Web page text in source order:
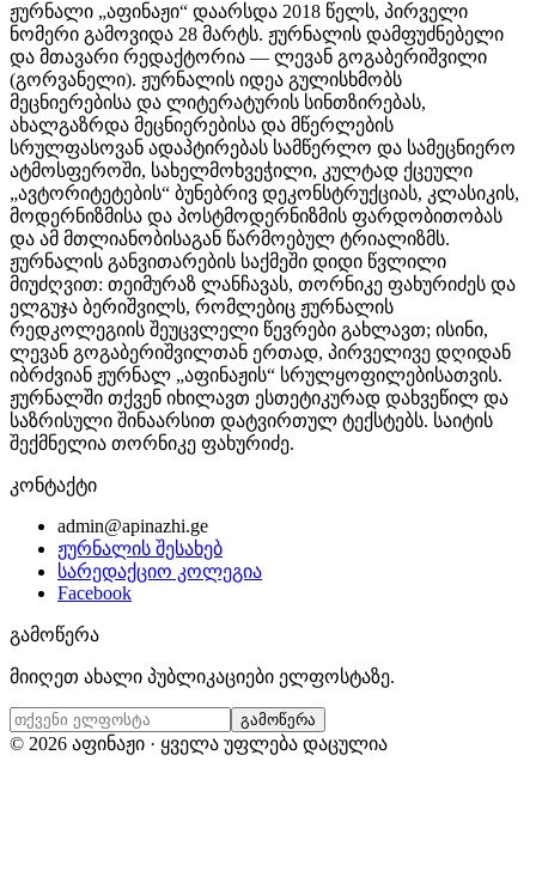
ჟურნალი „აფინაჟი“ დაარსდა 2018 წელს, პირველი
ნომერი გამოვიდა 28 მარტს. ჟურნალის დამფუძნებელი
და მთავარი რედაქტორია — ლევან გოგაბერიშვილი
(გორვანელი). ჟურნალის იდეა გულისხმობს
მეცნიერებისა და ლიტერატურის სინთზირებას,
ახალგაზრდა მეცნიერებისა და მწერლების
სრულფასოვან ადაპტირებას სამწერლო და სამეცნიერო
ატმოსფეროში, სახელმოხვეჭილი, კულტად ქცეული
„ავტორიტეტების“ ბუნებრივ დეკონსტრუქციას, კლასიკის,
მოდერნიზმისა და პოსტმოდერნიზმის ფარდობითობას
და ამ მთლიანობისაგან წარმოებულ ტრიალიზმს.
ჟურნალის განვითარების საქმეში დიდი წვლილი
მიუძღვით: თეიმურაზ ლანჩავას, თორნიკე ფახურიძეს და
ელგუჯა ბერიშვილს, რომლებიც ჟურნალის
რედკოლეგიის შეუცვლელი წევრები გახლავთ; ისინი,
ლევან გოგაბერიშვილთან ერთად, პირველივე დღიდან
იბრძვიან ჟურნალ „აფინაჟის“ სრულყოფილებისათვის.
ჟურნალში თქვენ იხილავთ ესთეტიკურად დახვეწილ და
საზრისული შინაარსით დატვირთულ ტექსტებს. საიტის
შექმნელია თორნიკე ფახურიძე.
კონტაქტი
admin@apinazhi.ge
ჟურნალის შესახებ
სარედაქციო კოლეგია
Facebook
გამოწერა
მიიღეთ ახალი პუბლიკაციები ელფოსტაზე.
გამოწერა
© 2026 აფინაჟი · ყველა უფლება დაცულია